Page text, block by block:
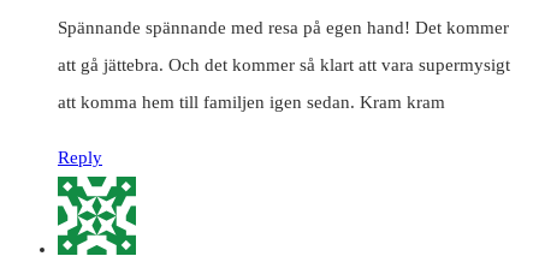
Spännande spännande med resa på egen hand! Det kommer
att gå jättebra. Och det kommer så klart att vara supermysigt
att komma hem till familjen igen sedan. Kram kram
Reply